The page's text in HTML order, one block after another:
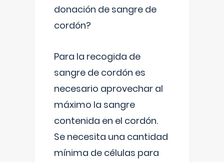
donación de sangre de
cordón?
Para la recogida de
sangre de cordón es
necesario aprovechar al
máximo la sangre
contenida en el cordón.
Se necesita una cantidad
mínima de células para